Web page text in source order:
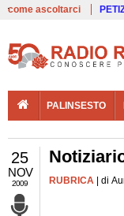
come ascoltarci
PALINSESTO
25
NOV
2009 RUBRICA | di